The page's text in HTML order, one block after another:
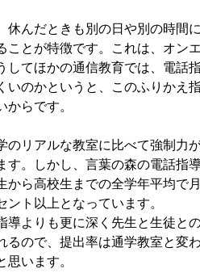
んだときも別の日や別の時間
ことが特徴です。これは、オン
してほかの通信教育では、電話
いのかというと、このふりかえ
らです。
リアルな教室に比べて強制力
す。しかし、言葉の森の電話指
から高校生までの全学年平均で
ント以上となっています。
よりも更に深く先生と生徒と
るので、提出率は通学教室と変
思います。